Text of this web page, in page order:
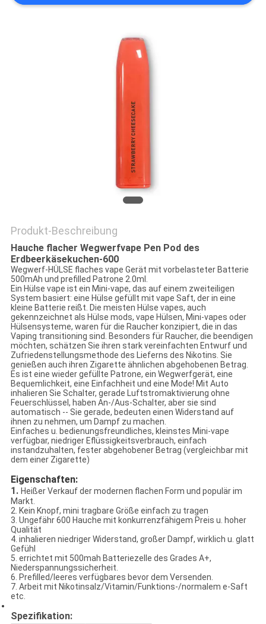
Produkt-Beschreibung
Hauche flacher Wegwerfvape Pen Pod des
Erdbeerkäsekuchen-600
Wegwerf-HÜLSE flaches vape Gerät mit vorbelasteter Batterie
500mAh und prefilled Patrone 2.0ml.
Ein Hülse vape ist ein Mini-vape, das auf einem zweiteiligen
System basiert: eine Hülse gefüllt mit vape Saft, der in eine
kleine Batterie reißt. Die meisten Hülse vapes, auch
gekennzeichnet als Hülse mods, vape Hülsen, Mini-vapes oder
Hülsensysteme, waren für die Raucher konzipiert, die in das
Vaping transitioning sind. Besonders für Raucher, die beendigen
möchten, schätzen Sie ihren stark vereinfachten Entwurf und
Zufriedenstellungsmethode des Lieferns des Nikotins. Sie
genießen auch ihren Zigarette ähnlichen abgehobenen Betrag.
Es ist eine wieder gefüllte Patrone, ein Wegwerfgerät, eine
Bequemlichkeit, eine Einfachheit und eine Mode! Mit Auto
inhalieren Sie Schalter, gerade Luftstromaktivierung ohne
Feuerschlüssel, haben An-/Aus-Schalter, aber sie sind
automatisch -- Sie gerade, bedeuten einen Widerstand auf
ihnen zu nehmen, um Dampf zu machen.
Einfaches u. bedienungsfreundliches, kleinstes Mini-vape
verfügbar, niedriger Eflüssigkeitsverbrauch, einfach
instandzuhalten, fester abgehobener Betrag (vergleichbar mit
dem einer Zigarette)
Eigenschaften:
1. Heißer Verkauf der modernen flachen Form und populär im
Markt.
2. Kein Knopf, mini tragbare Größe einfach zu tragen
3. Ungefähr 600 Hauche mit konkurrenzfähigem Preis u. hoher
Qualität
4. inhalieren niedriger Widerstand, großer Dampf, wirklich u. glatt
Gefühl
5. errichtet mit 500mah Batteriezelle des Grades A+,
Niederspannungssicherheit.
6. Prefilled/leeres verfügbares bevor dem Versenden.
7. Arbeit mit Nikotinsalz/Vitamin/Funktions-/normalem e-Saft
etc.
Spezifikation: